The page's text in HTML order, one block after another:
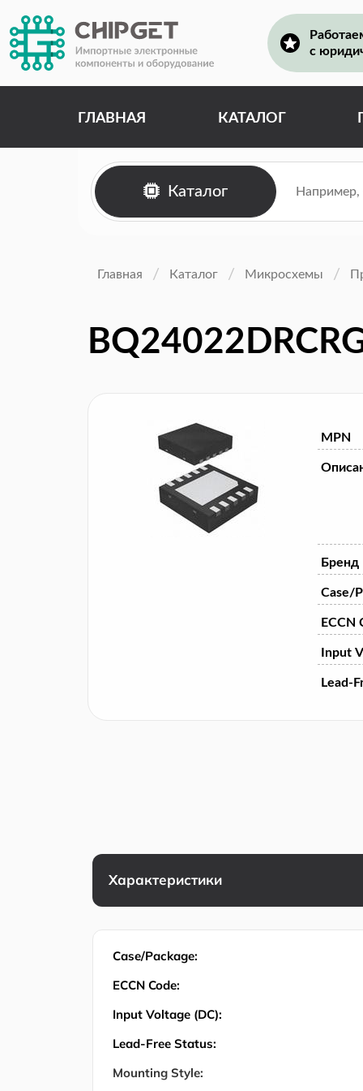
с
ГЛАВНАЯ КАТАЛОГ
Каталог
Главная Каталог Микросхемы
MPN
Бренд
Case/
ECCN
Input
Lead-
Характеристики
Case/Package:
ECCN Code:
Input Voltage (DC):
Lead-Free Status:
Mounting Style: